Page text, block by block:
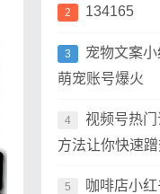
2 134165
3
宠物文案
萌宠账号爆火
4
视频号热
方法让你快速蹭
5
咖啡店小